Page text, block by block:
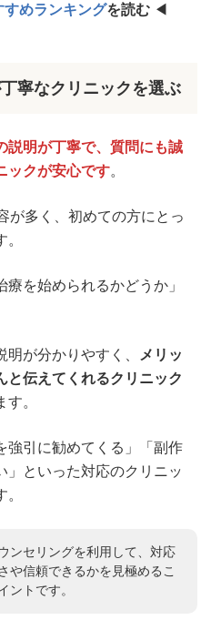
めランキングを読む ◀︎
寧なクリニックを選ぶ
説明が丁寧で、質問にも誠
ックが安心です。
が多く、初めての方にとっ
を始められるかどうか」
が分かりやすく、
メリッ
と伝えてくれるクリニック
す。
強引に勧めてくる」「副作
」といった対応のクリニッ
ンセリングを利用して、対応
や信頼できるかを見極めるこ
ントです。